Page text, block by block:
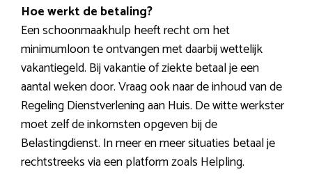
Hoe werkt de betaling?
Een schoonmaakhulp heeft recht om het
minimumloon te ontvangen met daarbij wettelijk
vakantiegeld. Bij vakantie of ziekte betaal je een
aantal weken door. Vraag ook naar de inhoud van de
Regeling Dienstverlening aan Huis. De witte werkster
moet zelf de inkomsten opgeven bij de
Belastingdienst. In meer en meer situaties betaal je
rechtstreeks via een platform zoals Helpling.